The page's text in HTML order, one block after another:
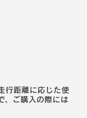
行距離に応じた使
、ご購入の際には